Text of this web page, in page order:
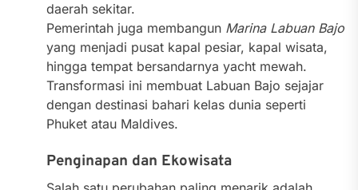
daerah sekitar.
Pemerintah juga membangun Marina Labuan Bajo
yang menjadi pusat kapal pesiar, kapal wisata,
hingga tempat bersandarnya yacht mewah.
Transformasi ini membuat Labuan Bajo sejajar
dengan destinasi bahari kelas dunia seperti
Phuket atau Maldives.
Penginapan dan Ekowisata